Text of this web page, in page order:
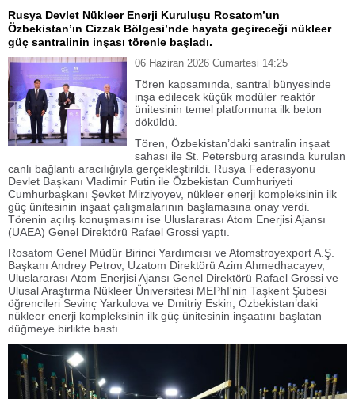
Rusya Devlet Nükleer Enerji Kuruluşu Rosatom’un
Özbekistan’ın Cizzak Bölgesi’nde hayata geçireceği nükleer
güç santralinin inşası törenle başladı.
06 Haziran 2026 Cumartesi 14:25
Tören kapsamında, santral bünyesinde
inşa edilecek küçük modüler reaktör
ünitesinin temel platformuna ilk beton
döküldü.
Tören, Özbekistan’daki santralin inşaat
sahası ile St. Petersburg arasında kurulan
canlı bağlantı aracılığıyla gerçekleştirildi. Rusya Federasyonu
Devlet Başkanı Vladimir Putin ile Özbekistan Cumhuriyeti
Cumhurbaşkanı Şevket Mirziyoyev, nükleer enerji kompleksinin ilk
güç ünitesinin inşaat çalışmalarının başlamasına onay verdi.
Törenin açılış konuşmasını ise Uluslararası Atom Enerjisi Ajansı
(UAEA) Genel Direktörü Rafael Grossi yaptı.
Rosatom Genel Müdür Birinci Yardımcısı ve Atomstroyexport A.Ş.
Başkanı Andrey Petrov, Uzatom Direktörü Azim Ahmedhacayev,
Uluslararası Atom Enerjisi Ajansı Genel Direktörü Rafael Grossi ve
Ulusal Araştırma Nükleer Üniversitesi MEPhI'nin Taşkent Şubesi
öğrencileri Sevinç Yarkulova ve Dmitriy Eskin, Özbekistan’daki
nükleer enerji kompleksinin ilk güç ünitesinin inşaatını başlatan
düğmeye birlikte bastı.